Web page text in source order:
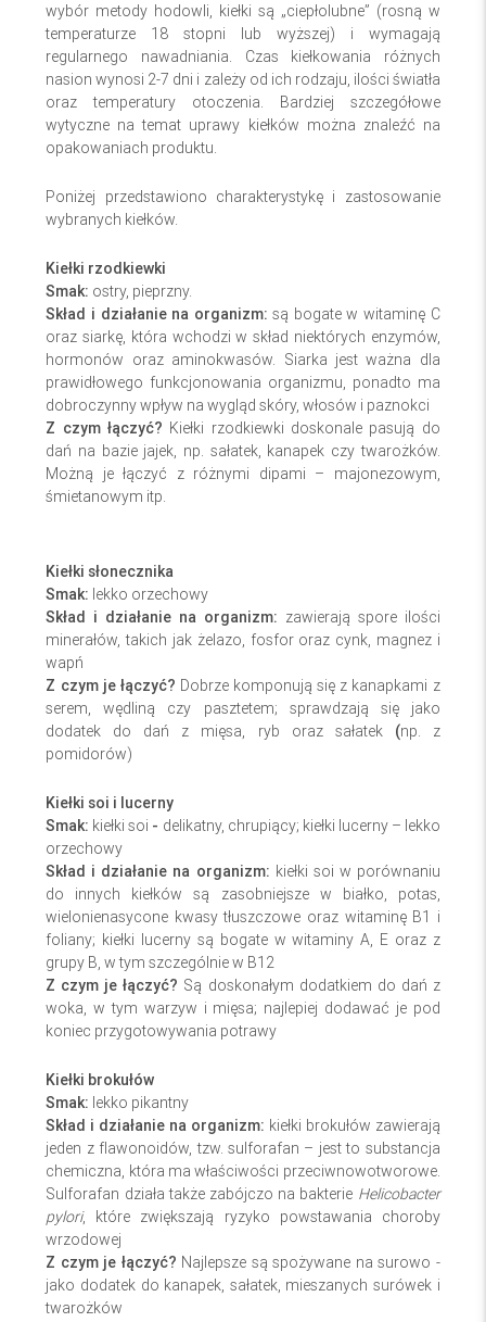
wybór metody hodowli, kiełki są „ciepłolubne” (rosną w
temperaturze 18 stopni lub wyższej) i wymagają
regularnego nawadniania. Czas kiełkowania różnych
nasion wynosi 2-7 dni i zależy od ich rodzaju, ilości światła
oraz temperatury otoczenia. Bardziej szczegółowe
wytyczne na temat uprawy kiełków można znaleźć na
opakowaniach produktu.
Poniżej przedstawiono charakterystykę i zastosowanie
wybranych kiełków.
Kiełki rzodkiewki
Smak: ostry, pieprzny.
Skład i działanie na organizm:są bogate w witaminę C
oraz siarkę, która wchodzi w skład niektórych enzymów,
hormonów oraz aminokwasów. Siarka jest ważna dla
prawidłowego funkcjonowania organizmu, ponadto ma
dobroczynny wpływ na wygląd skóry, włosów i paznokci
Z czym łączyć? Kiełki rzodkiewki doskonale pasują do
dań na bazie jajek, np. sałatek, kanapek czy twarożków.
Możną je łączyć z różnymi dipami – majonezowym,
śmietanowym itp.
Kiełki słonecznika
Smak: lekko orzechowy
Skład i działanie na organizm: zawierają spore ilości
minerałów, takich jak żelazo, fosfor oraz cynk, magnez i
wapń
Z czym je łączyć? Dobrze komponują się z kanapkami z
serem, wędliną czy pasztetem; sprawdzają się jako
dodatek do dań z mięsa, ryb oraz sałatek(np. z
pomidorów)
Kiełki soi i lucerny
Smak: kiełki soi - delikatny, chrupiący; kiełki lucerny – lekko
orzechowy
Skład i działanie na organizm: kiełki soi w porównaniu
do innych kiełków są zasobniejsze w białko, potas,
wielonienasycone kwasy tłuszczowe oraz witaminę B1 i
foliany; kiełki lucerny są bogate w witaminy A, E oraz z
grupy B, w tym szczególnie w B12
Z czym je łączyć? Są doskonałym dodatkiem do dań z
woka, w tym warzyw i mięsa; najlepiej dodawać je pod
koniec przygotowywania potrawy
Kiełki brokułów
Smak: lekko pikantny
Skład i działanie na organizm: kiełki brokułów zawierają
jeden z flawonoidów, tzw. sulforafan – jest to substancja
chemiczna, która ma właściwości przeciwnowotworowe.
Sulforafan działa także zabójczo na bakterie Helicobacter
pylori, które zwiększają ryzyko powstawania choroby
wrzodowej
Z czym je łączyć? Najlepsze są spożywane na surowo -
jako dodatek do kanapek, sałatek, mieszanych surówek i
twarożków